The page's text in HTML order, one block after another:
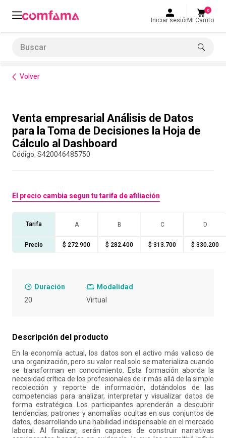
Iniciar sesiónMi Carrito
0
Volver
Venta empresarial Análisis de Datos
para la Toma de Decisiones la Hoja de
Cálculo al Dashboard
: S420046485750
El precio cambia segun tu tarifa de afiliación
Tarifa A B C D
Precio $ 272.900 $ 282.400 $ 313.700 $ 330.200
Duración
20
Modalidad
Virtual
Descripción del producto
En la economía actual, los datos son el activo más valioso de
una organización, pero su valor real solo se materializa cuando
se transforman en conocimiento. Esta formación aborda la
necesidad crítica de los profesionales de ir más allá de la simple
recolección y reporte de información, dotándolos de las
competencias para analizar, interpretar y visualizar datos de
forma estratégica. Los participantes aprenderán a descubrir
tendencias, patrones y anomalías ocultas en sus conjuntos de
datos, desarrollando una habilidad indispensable en el mercado
laboral. Al finalizar, serán capaces de construir narrativas
3.
cine
4.
cocina
6.
bolos
10. liderazgo